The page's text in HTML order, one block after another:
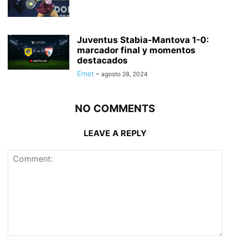
Juventus Stabia-Mantova 1-0:
marcador final y momentos
destacados
Emet - agosto 28, 2024
NO COMMENTS
LEAVE A REPLY